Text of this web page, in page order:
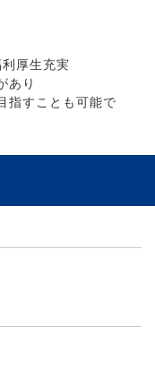
厚生充実
あり
指すことも可能で